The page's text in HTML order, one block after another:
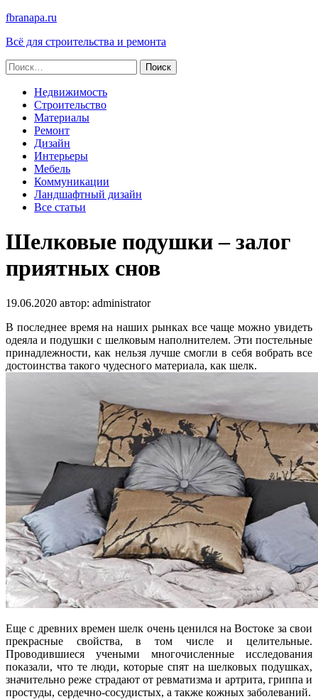
fbranapa.ru
Всё для строительства и ремонта
Найти:
Недвижимость
Строительство
Материалы
Ремонт
Дизайн
Интерьеры
Мебель
Коммуникации
Ландшафтный дизайн
Все статьи
Шелковые подушки – залог
приятных снов
19.06.2020 автор: administrator
В последнее время на наших рынках все чаще можно увидеть
одеяла и подушки с шелковым наполнителем. Эти постельные
принадлежности, как нельзя лучше смогли в себя вобрать все
достоинства такого чудесного материала, как шелк.
Еще с древних времен шелк очень ценился на Востоке за свои
прекрасные свойства, в том числе и целительные.
Проводившиеся учеными многочисленные исследования
показали, что те люди, которые спят на шелковых подушках,
значительно реже страдают от ревматизма и артрита, гриппа и
простуды, сердечно-сосудистых, а также кожных заболеваний.